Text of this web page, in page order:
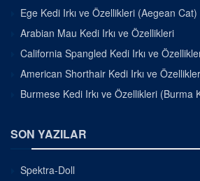
Ege Kedi Irkı ve Özellikleri (Aegean Cat)
Arabian Mau Kedi Irkı ve Özellikleri
California Spangled Kedi Irkı ve
American Shorthair Kedi Irkı ve
Burmese Kedi Irkı ve Özellikleri (Burma
SON YAZILAR
Spektra-Doll